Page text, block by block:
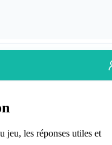
jeu, les réponses utiles et